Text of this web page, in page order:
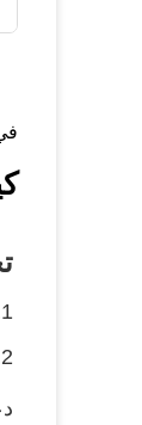
1. حجم الشاشة: 21.5 / 32/43/49/55/65/70/75/86/98 بوصة (اختياري)
2. نظام التشغيل: مستقل / أندرويد / ويندوز (اختياري)